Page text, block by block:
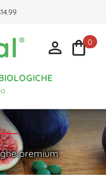
 0
premium